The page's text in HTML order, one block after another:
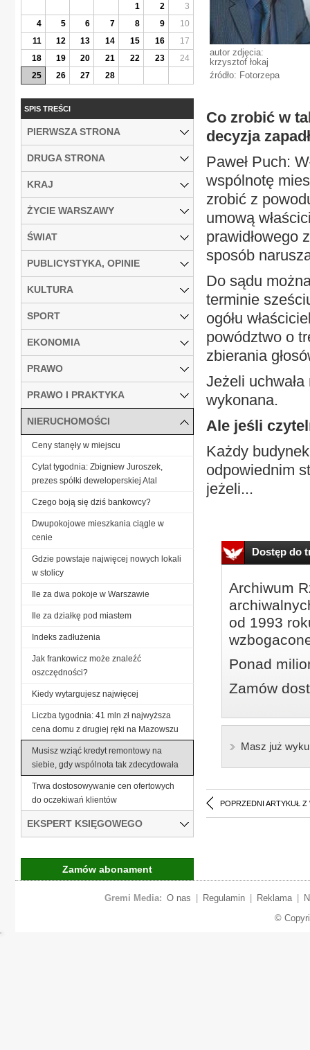
autor zdjęcia:
krzysztof łokaj
źródło: Fotorzepa
Co zrobić w
decyzja
Paweł Puch:
wspólnotę
zrobić z
umową
prawidłowego
sposób
Do sądu
terminie
ogółu
powództwo o
zbierania
Jeżeli
wykonana.
Ale jeśli
Każdy
odpowiednim
jeżeli...
Dostęp do
Archiwum
od 1993
Ponad
Zamów
Masz już
POPRZEDNI ARTYKUŁ Z
1
2
3
4
5 6 7 8 9
10
11
12 13 14 15 16
17
18
19 20 21 22 23
24
25
26 27 28
SPIS TREŚCI
PIERWSZA STRONA
DRUGA STRONA
KRAJ
ŻYCIE WARSZAWY
ŚWIAT
PUBLICYSTYKA, OPINIE
KULTURA
SPORT
EKONOMIA
PRAWO
PRAWO I PRAKTYKA
NIERUCHOMOŚCI
Ceny stanęły w miejscu
Cytat tygodnia: Zbigniew Juroszek,
prezes spółki deweloperskiej Atal
Czego boją się dziś bankowcy?
Dwupokojowe mieszkania ciągle w
cenie
Gdzie powstaje najwięcej nowych lokali
w stolicy
Ile za dwa pokoje w Warszawie
Ile za działkę pod miastem
Indeks zadłużenia
Jak frankowicz może znaleźć
oszczędności?
Kiedy wytargujesz najwięcej
Liczba tygodnia: 41 mln zł najwyższa
cena domu z drugiej ręki na Mazowszu
Musisz wziąć kredyt remontowy na
siebie, gdy wspólnota tak zdecydowała
Trwa dostosowywanie cen ofertowych
do oczekiwań klientów
EKSPERT KSIĘGOWEGO
Zamów abonament
Gremi Media: O nas Regulamin Reklama
©